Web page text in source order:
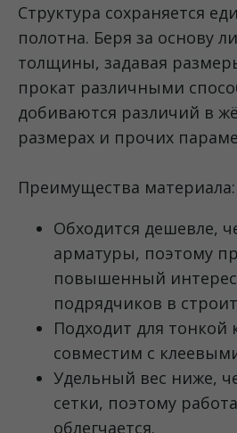
Структура сохраняется
полотна. Беря за основу
толщины, задавая
прокат различными
добиваются различий в
размерах и прочих
Преимущества материала:
Обходится дешевле,
арматуры, поэтому
повышенный интерес
подрядчиков в
Подходит для тонкой
совместим с
Удельный вес ниже,
сетки, поэтому
облегчается.